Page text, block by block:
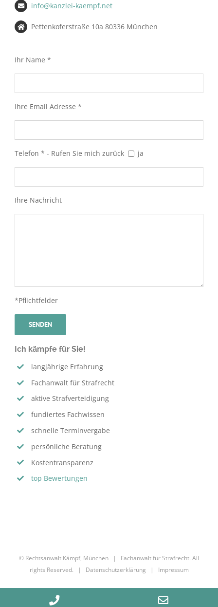
info@kanzlei-kaempf.net
Pettenkoferstraße 10a 80336 München
Ihr Name *
Ihre Email Adresse *
Telefon * - Rufen Sie mich zurück ja
Ihre Nachricht
*Pflichtfelder
Ich kämpfe für Sie!
langjährige Erfahrung
Fachanwalt für Strafrecht
aktive Strafverteidigung
fundiertes Fachwissen
schnelle Terminvergabe
persönliche Beratung
Kostentransparenz
top Bewertungen
© Rechtsanwalt Kämpf, München | Fachanwalt für Strafrecht. All
rights Reserved. | Datenschutzerklärung | Impressum